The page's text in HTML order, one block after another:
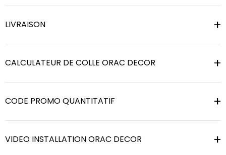
LIVRAISON
CALCULATEUR DE COLLE ORAC DECOR
CODE PROMO QUANTITATIF
VIDEO INSTALLATION ORAC DECOR